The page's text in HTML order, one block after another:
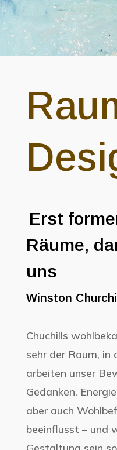
Erst
Räume,
uns
Winston Churchill
Chuchills
sehr der Raum, in
arbeiten unser
Gedanken,
aber auch
beeinflusst – und